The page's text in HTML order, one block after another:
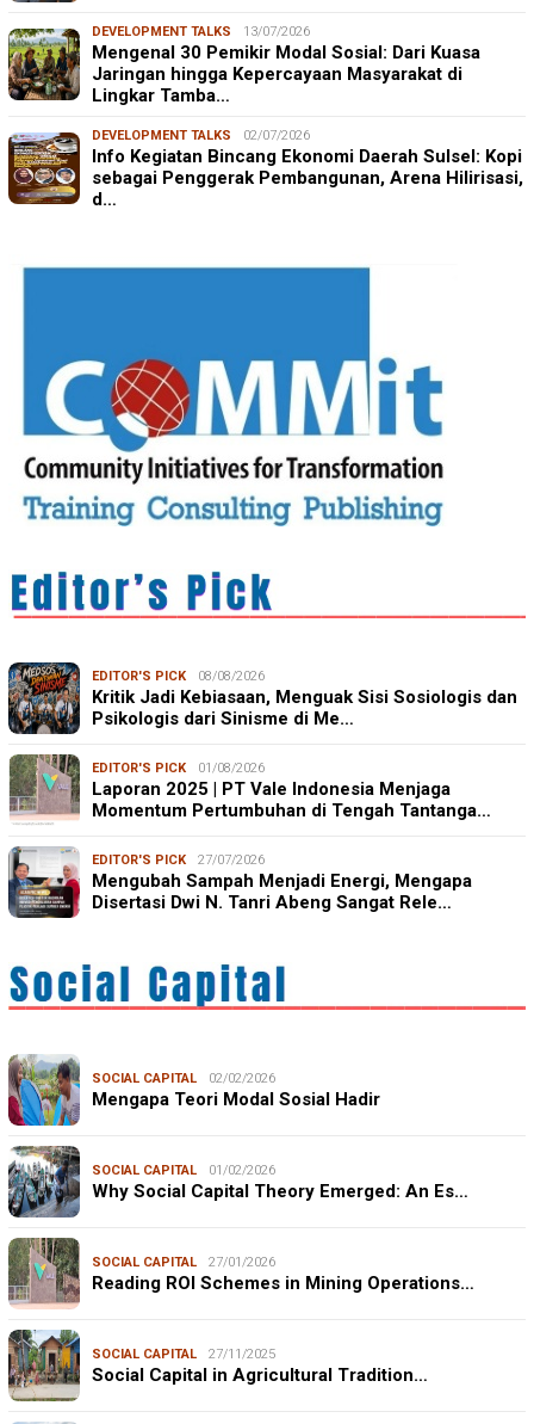
DEVELOPMENT TALKS 13/07/2026
Mengenal 30 Pemikir Modal Sosial: Dari Kuasa
Jaringan hingga Kepercayaan Masyarakat di
Lingkar Tamba…
DEVELOPMENT TALKS 02/07/2026
Info Kegiatan Bincang Ekonomi Daerah Sulsel: Kopi
sebagai Penggerak Pembangunan, Arena Hilirisasi,
d…
EDITOR'S PICK 08/08/2026
Kritik Jadi Kebiasaan, Menguak Sisi Sosiologis dan
Psikologis dari Sinisme di Me…
EDITOR'S PICK 01/08/2026
Laporan 2025 | PT Vale Indonesia Menjaga
Momentum Pertumbuhan di Tengah Tantanga…
EDITOR'S PICK 27/07/2026
Mengubah Sampah Menjadi Energi, Mengapa
Disertasi Dwi N. Tanri Abeng Sangat Rele…
SOCIAL CAPITAL 02/02/2026
Mengapa Teori Modal Sosial Hadir
SOCIAL CAPITAL 01/02/2026
Why Social Capital Theory Emerged: An Es…
SOCIAL CAPITAL 27/01/2026
Reading ROI Schemes in Mining Operations…
SOCIAL CAPITAL 27/11/2025
Social Capital in Agricultural Tradition…